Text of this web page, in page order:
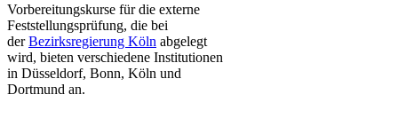
​Vorbereitungskurse für die externe
Feststellungsprüfung, die bei
derBezirksregier​ung Köln abgelegt
wird, bieten verschiedene Institutionen
in Düsseldorf, Bonn, Köln und
Dortmund an.